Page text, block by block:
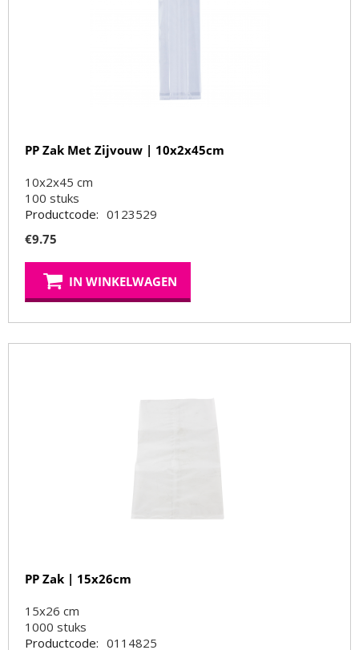
PP Zak Met Zijvouw | 10x2x45cm
10x2x45 cm
100 stuks
Productcode: 0123529
€9.75
IN WINKELWAGEN
PP Zak | 15x26cm
15x26 cm
1000 stuks
Productcode: 0114825